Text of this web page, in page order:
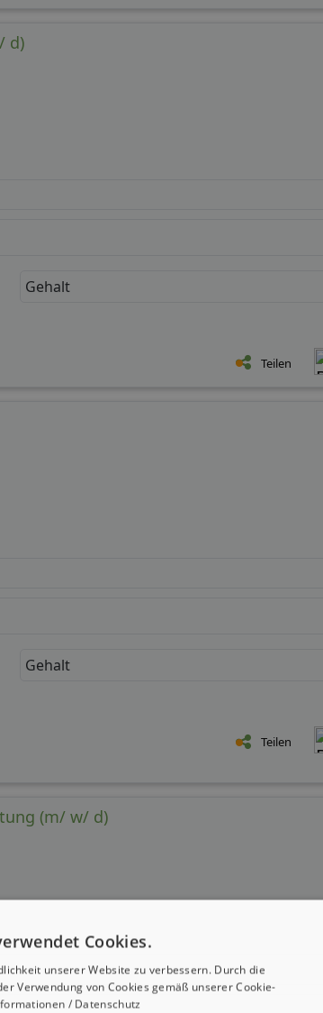
d)
Gehalt
Teilen
Gehalt
Teilen
(m/ w/ d)
Cookies.
unserer Website zu verbessern. Durch die
Verwendung von Cookies gemäß unserer Cookie-
/ Datenschutz